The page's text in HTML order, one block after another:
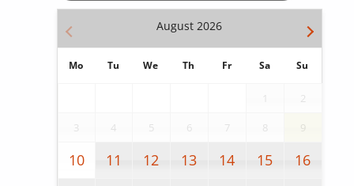
August 2026
Mo Tu We Th Fr Sa Su
2
3 4 5 6 7 8 9
10 11 12 13 14 15
16